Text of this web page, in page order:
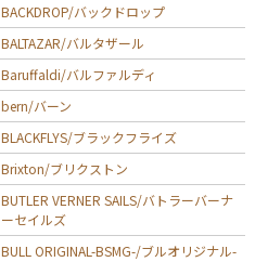
BACKDROP/バックドロップ
BALTAZAR/バルタザール
Baruffaldi/バルファルディ
bern/バーン
BLACKFLYS/ブラックフライズ
Brixton/ブリクストン
BUTLER VERNER SAILS/バトラーバーナ
ーセイルズ
BULL ORIGINAL-BSMG-/ブルオリジナル-